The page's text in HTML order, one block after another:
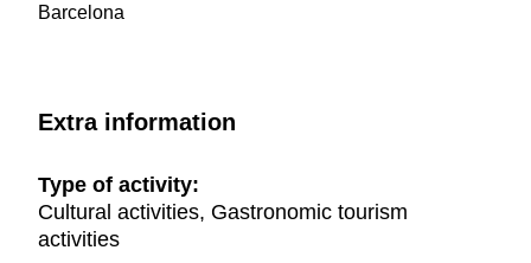
Barcelona
Extra information
Type of activity:
Cultural activities, Gastronomic tourism
activities